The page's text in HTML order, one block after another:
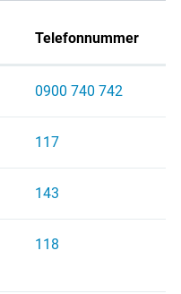
Telefonnummer
0900 740 742
117
143
118